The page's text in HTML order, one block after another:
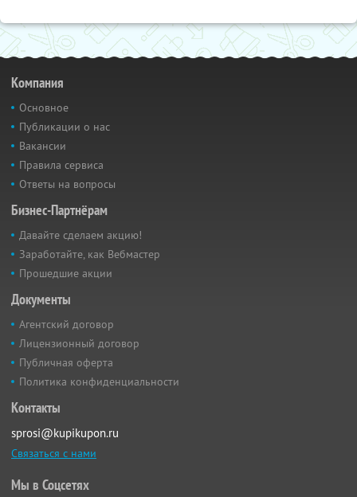
Компания
Основное
Публикации о нас
Вакансии
Правила сервиса
Ответы на вопросы
Бизнес-Партнёрам
Давайте сделаем акцию!
Заработайте, как Вебмастер
Прошедшие акции
Документы
Агентский договор
Лицензионный договор
Публичная оферта
Политика конфиденциальности
Контакты
sprosi@kupikupon.ru
Связаться с нами
Мы в Соцсетях